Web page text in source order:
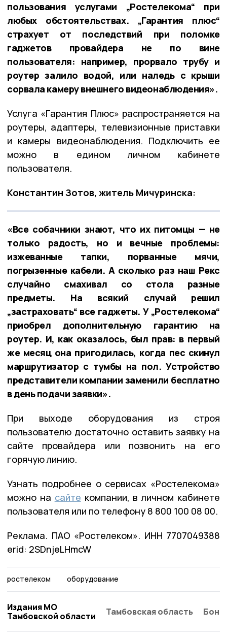
пользования услугами „Ростелекома“ при
любых обстоятельствах. „Гарантия плюс“
страхует от последствий при поломке
гаджетов провайдера не по вине
пользователя: например, прорвало трубу и
роутер залило водой, или наледь с крыши
сорвала камеру внешнего видеонаблюдения».
Услуга «Гарантия Плюс» распространяется на
роутеры, адаптеры, телевизионные приставки
и камеры видеонаблюдения. Подключить ее
можно в едином личном кабинете
пользователя.
Константин Зотов, житель Мичуринска:
«Все собачники знают, что их питомцы — не
только радость, но и вечные проблемы:
изжеванные тапки, порванные мячи,
погрызенные кабели. А сколько раз наш Рекс
случайно смахивал со стола разные
предметы. На всякий случай решил
„застраховать“ все гаджеты. У „Ростелекома“
приобрел дополнительную гарантию на
роутер. И, как оказалось, был прав: в первый
же месяц она пригодилась, когда пес скинул
маршрутизатор с тумбы на пол. Устройство
представители компании заменили бесплатно
в день подачи заявки».
При выходе оборудования из строя
пользователю достаточно оставить заявку на
сайте провайдера или позвонить на его
горячую линию.
Узнать подробнее о сервисах «Ростелекома»
можно на сайте компании, в личном кабинете
пользователя или по телефону 8 800 100 08 00.
Реклама. ПАО «Ростелеком». ИНН 7707049388
erid: 2SDnjeLHmcW
ростелеком оборудование
Издания МО
Тамбовской области
Тамбовская область